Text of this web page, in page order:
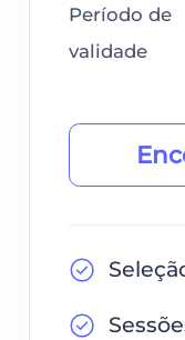
Período de
validade